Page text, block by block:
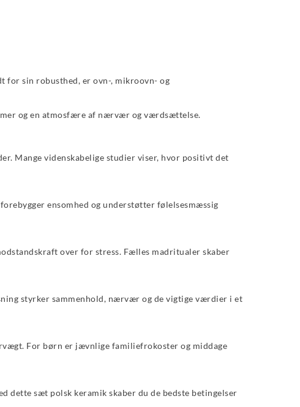
for sin robusthed, er ovn-, mikroovn- og
og en atmosfære af nærvær og værdsættelse.
Mange videnskabelige studier viser, hvor positivt det
ensomhed og understøtter følelsesmæssig
over for stress. Fælles madritualer skaber
styrker sammenhold, nærvær og de vigtige værdier i et
For børn er jævnlige familiefrokoster og middage
dette sæt polsk keramik skaber du de bedste betingelser